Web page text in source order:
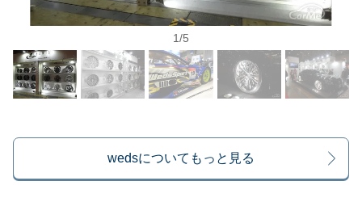
1/5
wedsについてもっと見る